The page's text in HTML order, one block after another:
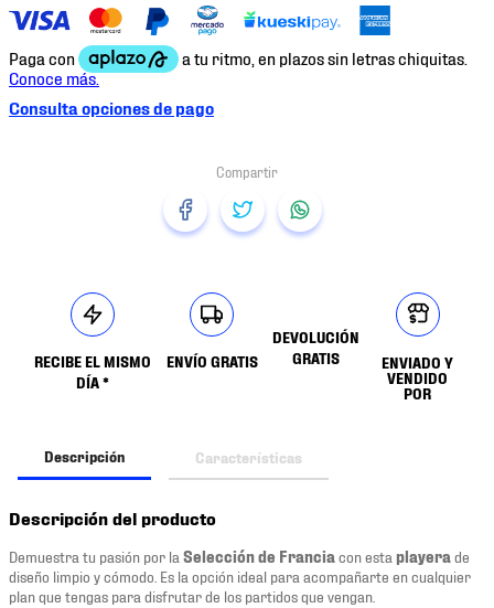
Consulta opciones de pago
RECIBE EL MISMO
DÍA *
ENVÍO GRATIS
DEVOLUCIÓN
GRATIS
ENVIADO Y
VENDIDO
POR
Descripción Características
Descripción del producto
Demuestra tu pasión por la Selección de Francia con esta playera de
diseño limpio y cómodo. Es la opción ideal para acompañarte en cualquier
plan que tengas para disfrutar de los partidos que vengan.